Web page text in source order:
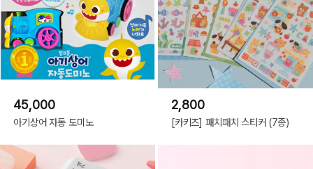
45,000
아기상어 자동 도미노
2,800
[카키즈] 패치패치 스티커 (7종)